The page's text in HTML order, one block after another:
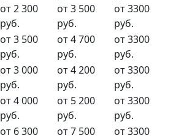
от 2 300
руб.
от 3 500
руб.
от 3300
руб.
от 3 500
руб.
от 4 700
руб.
от 3300
руб.
от 3 000
руб.
от 4 200
руб.
от 3300
руб.
от 4 000
руб.
от 5 200
руб.
от 3300
руб.
от 6 300
от 7 500
от 3300